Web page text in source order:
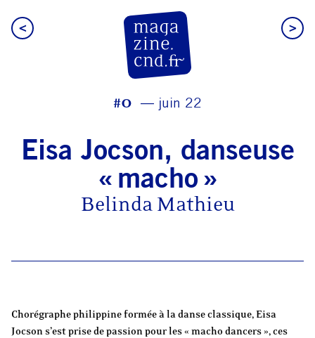
< >
#0 juin 22
Eisa Jocson, danseuse
macho
Belinda Mathieu
Chorégraphe philippine formée à la danse classique, Eisa
Jocson s’est prise de passion pour les « macho dancers », ces